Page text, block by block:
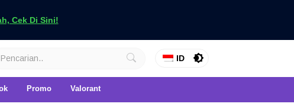
Cek Di Sini!
ID
Promo Valorant